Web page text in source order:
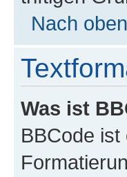
Nach oben
Was ist
BBCode